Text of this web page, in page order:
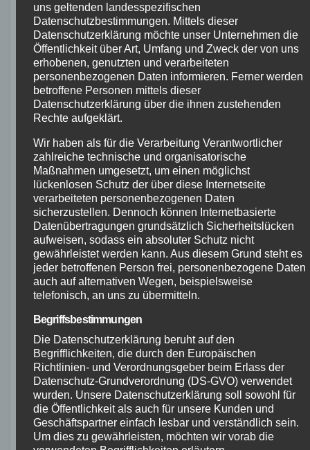
sodass jeder Fahrer die passende Größe
finden kann. Eine zu große oder zu kleine
Rahmengröße kann zu Unbehagen und
eingeschränkter Kontrolle führen. Die richtige
Rahmengröße gewährleistet eine optimale
Sitzposition und ermöglicht ein besseres
Handling auf den Trails.
Eine passende Rahmengröße verbessert nicht
nur den Komfort, sondern auch das
Fahrverhalten des Ghost Asket Advanced. Mit
einer optimalen Rahmengröße fühlt sich das
Bike agil und reaktionsschnell an, was zu
einem angenehmen Fahrerlebnis beiträgt.
Um die richtige Rahmengröße für das Ghost
Asket Advanced zu bestimmen, empfehlen wir,
sich von einem Fahrradfachmann beraten zu
lassen. Eine individuelle Anpassung sorgt
dafür, dass das Bike perfekt auf die eigenen
Bedürfnisse und Vorlieben abgestimmt ist.
Ghost Asket
Advanced kaufen und
uns geltenden landesspezifischen
Datenschutzbestimmungen. Mittels dieser
Datenschutzerklärung möchte unser Unternehmen die
Öffentlichkeit über Art, Umfang und Zweck der von uns
erhobenen, genutzten und verarbeiteten
personenbezogenen Daten informieren. Ferner werden
betroffene Personen mittels dieser
Datenschutzerklärung über die ihnen zustehenden
Rechte aufgeklärt.
Wir haben als für die Verarbeitung Verantwortlicher
zahlreiche technische und organisatorische
Maßnahmen umgesetzt, um einen möglichst
lückenlosen Schutz der über diese Internetseite
verarbeiteten personenbezogenen Daten
sicherzustellen. Dennoch können Internetbasierte
Datenübertragungen grundsätzlich Sicherheitslücken
aufweisen, sodass ein absoluter Schutz nicht
gewährleistet werden kann. Aus diesem Grund steht es
jeder betroffenen Person frei, personenbezogene Daten
auch auf alternativen Wegen, beispielsweise
telefonisch, an uns zu übermitteln.
Begriffsbestimmungen
Die Datenschutzerklärung beruht auf den
Begrifflichkeiten, die durch den Europäischen
Richtlinien- und Verordnungsgeber beim Erlass der
Datenschutz-Grundverordnung (DS-GVO) verwendet
wurden. Unsere Datenschutzerklärung soll sowohl für
die Öffentlichkeit als auch für unsere Kunden und
Geschäftspartner einfach lesbar und verständlich sein.
Um dies zu gewährleisten, möchten wir vorab die